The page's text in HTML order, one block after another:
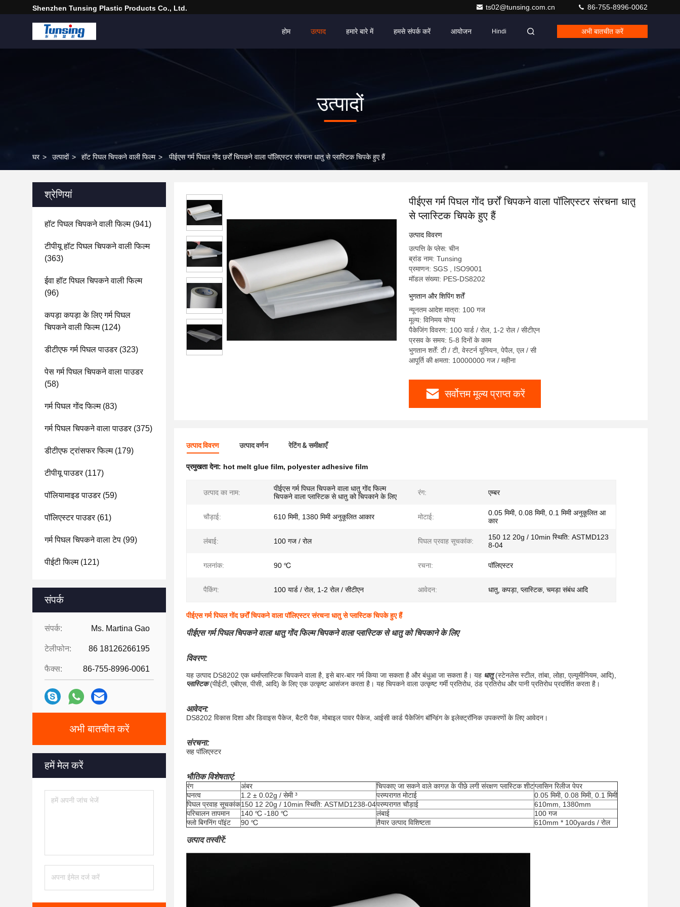
Shenzhen Tunsing Plastic Products Co., Ltd. ts02@tunsing.com.cn 86-755-8996-0062
होम उत्पाद हमारे बारे में हमसे संपर्क करें आयोजन Hindi अभी बातचीत करें
उत्पादों
घर > उत्पादों > हॉट पिघल चिपकने वाली फिल्म > पीईएस गर्म पिघल गोंद छर्रों चिपकने वाला पॉलिएस्टर संरचना धातु से प्लास्टिक चिपके हुए हैं
श्रेणियां
हॉट पिघल चिपकने वाली फिल्म(941)
टीपीयू हॉट पिघल चिपकने वाली फिल्म
(363)
ईवा हॉट पिघल चिपकने वाली फिल्म
(96)
कपड़ा कपड़ा के लिए गर्म पिघल
चिपकने वाली फिल्म(124)
डीटीएफ गर्म पिघल पाउडर(323)
पेस गर्म पिघल चिपकने वाला पाउडर
(58)
गर्म पिघल गोंद फिल्म(83)
गर्म पिघल चिपकने वाला पाउडर(375)
डीटीएफ ट्रांसफर फिल्म(179)
टीपीयू पाउडर(117)
पॉलियामाइड पाउडर(59)
पॉलिएस्टर पाउडर(61)
गर्म पिघल चिपकने वाला टेप (99)
पीईटी फिल्म(121)
संपर्क
संपर्क: Ms. Martina Gao
टेलीफोन: 86 18126266195
फैक्स: 86-755-8996-0061
अभी बातचीत करें
हमें मेल करें
पीईएस गर्म पिघल गोंद छर्रों चिपकने वाला पॉलिएस्टर संरचना धातु
से प्लास्टिक चिपके हुए हैं
उत्पाद विवरण
उत्पत्ति के प्लेस: चीन
ब्रांड नाम: Tunsing
प्रमाणन: SGS , ISO9001
मॉडल संख्या: PES-DS8202
भुगतान और शिपिंग शर्तें
न्यूनतम आदेश मात्रा: 100 गज
मूल्य: विनिमय योग्य
पैकेजिंग विवरण: 100 यार्ड / रोल, 1-2 रोल / सीटीएन
प्रसव के समय: 5-8 दिनों के काम
भुगतान शर्तें: टी / टी, वेस्टर्न यूनियन, पेपैल, एल / सी
आपूर्ति की क्षमता: 10000000 गज / महीना
सर्वोत्तम मूल्य प्राप्त करें
उत्पाद विवरण उत्पाद वर्णन रेटिंग & समीक्षाएँ
प्रमुखता देना: hot melt glue film, polyester adhesive film
उत्पाद का नाम:
पीईएस गर्म पिघल चिपकने वाला धातु गोंद फिल्म
चिपकने वाला प्लास्टिक से धातु को चिपकाने के लिए
रंग: एम्बर
चौड़ाई: 610 मिमी, 1380 मिमी अनुकूलित आकार मोटाई:
0.05 मिमी, 0.08 मिमी, 0.1 मिमी अनुकूलित आ
कार
लंबाई: 100 गज / रोल पिघल प्रवाह सूचकांक:
150 12 20g / 10min स्थिति: ASTMD123
8-04
गलनांक: 90 ℃ रचना: पॉलिएस्टर
पैकिंग: 100 यार्ड / रोल, 1-2 रोल / सीटीएन आवेदन: धातु, कपड़ा, प्लास्टिक, चमड़ा संबंध आदि
पीईएस गर्म पिघल गोंद छर्रों चिपकने वाला पॉलिएस्टर संरचना धातु से प्लास्टिक चिपके हुए हैं
पीईएस गर्म पिघल चिपकने वाला धातु गोंद फिल्म चिपकने वाला प्लास्टिक से धातु को चिपकाने के लिए
विवरण:
यह उत्पाद DS8202 एक थर्माप्लास्टिक चिपकने वाला है, इसे बार-बार गर्म किया जा सकता है और बंधुआ जा सकता है। यह धातु(स्टेनलेस स्टील, तांबा, लोहा, एल्यूमीनियम, आदि),
प्लास्टिक(पीईटी, एबीएस, पीसी, आदि) के लिए एक उत्कृष्ट आसंजन करता है। यह चिपकने वाला उत्कृष्ट गर्मी प्रतिरोध, ठंड प्रतिरोध और पानी प्रतिरोध प्रदर्शित करता है।
आवेदन:
DS8202 विकास दिशा और डिवाइस पैकेज, बैटरी पैक, मोबाइल पावर पैकेज, आईसी कार्ड पैकेजिंग बॉन्डिंग के इलेक्ट्रॉनिक उपकरणों के लिए आवेदन।
संरचना:
सह पॉलिएस्टर
भौतिक विशेषताएं:
रंग अंबर चिपकाए जा सकने वाले कागज़ के पीछे लगी संरक्षण प्लास्टिक शीटग्लासिन रिलीज पेपर
घनत्व
1.2 ± 0.02g / सेमी ³ परम्परागत मोटाई
0.05 मिमी, 0.08 मिमी, 0.1 मिमी
पिघल प्रवाह सूचकांक150 12 20g / 10min स्थिति: ASTMD1238-04परम्परागत चौड़ाई
610mm, 1380mm
परिचालन तापमान
140 ℃ -180 ℃ लंबाई
100 गज
फ्लो बिगनिंग पॉइंट
90 ℃ तैयार उत्पाद विशिष्टता 610mm * 100yards / रोल
उत्पाद तस्वीरें: